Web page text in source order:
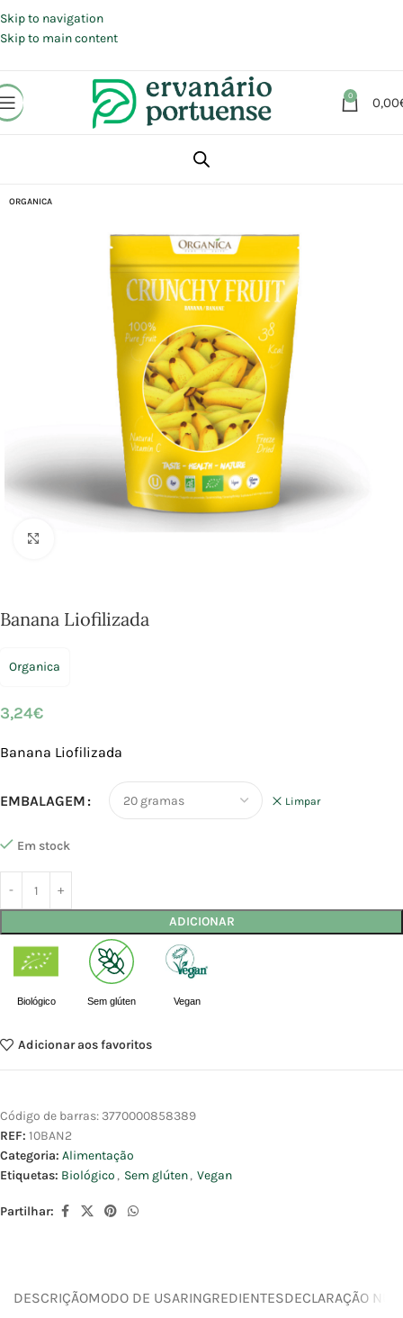
Skip to navigation
Skip to main content
0 0,00
Alimentação
ORGANICA
Banana Liofilizada
Organica
3,24€
Banana Liofilizada
EMBALAGEM Limpar
Em stock
ADICIONAR
Biológico Sem glúten Vegan
Adicionar aos favoritos
Código de barras: 3770000858389
REF: 10BAN2
Categoria: Alimentação
Etiquetas: Biológico , Sem glúten, Vegan
Partilhar:
DESCRIÇÃOMODO DE USARINGREDIENTESDECLARAÇÃO